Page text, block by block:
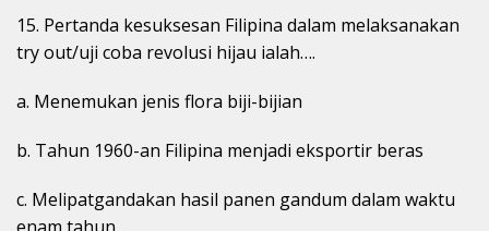
15. Pertanda kesuksesan Filipina dalam melaksanakan
try out/uji coba revolusi hijau ialah….
a. Menemukan jenis flora biji-bijian
b. Tahun 1960-an Filipina menjadi eksportir beras
c. Melipatgandakan hasil panen gandum dalam waktu